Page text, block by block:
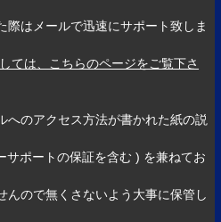
際はメールで迅速にサポート致しま
ては、こちらのページをご覧下さ
へのアクセス方法が書かれた紙の説
サポートの保証を含む ) を兼ねてお
んので無くさないよう大事に保管し